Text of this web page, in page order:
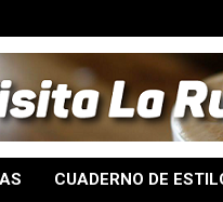
CUADERNO DE